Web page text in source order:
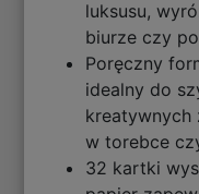
luksusu,
biurze czy
Poręczny
idealny do
kreatywnych
w torebce
32 kartki